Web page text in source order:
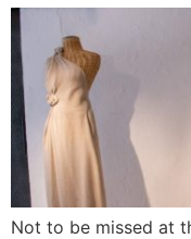
Not to be missed at